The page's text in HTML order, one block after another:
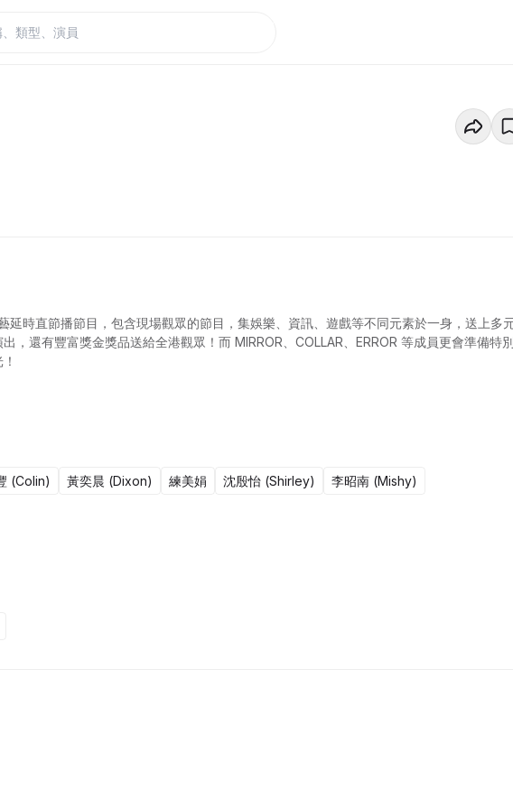
延時直節播節目，包含現場觀眾的節目，集娛樂、資訊、遊戲等不同元素於一身，送上多
，還有豐富獎金獎品送給全港觀眾！而 MIRROR、COLLAR、ERROR 等成員更會準備特
(Colin) 黃奕晨 (Dixon) 練美娟 沈殷怡 (Shirley) 李昭南 (Mishy)